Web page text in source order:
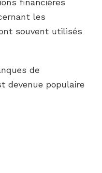
financières
les
souvent utilisés
de
devenue populaire